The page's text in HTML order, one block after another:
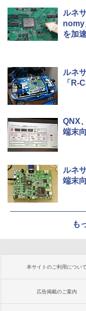
ルネ
nomy
を加速
ルネ
「R-
QNX
端末
ルネ
端末
も
本サイトのご利用について
広告掲載のご案内